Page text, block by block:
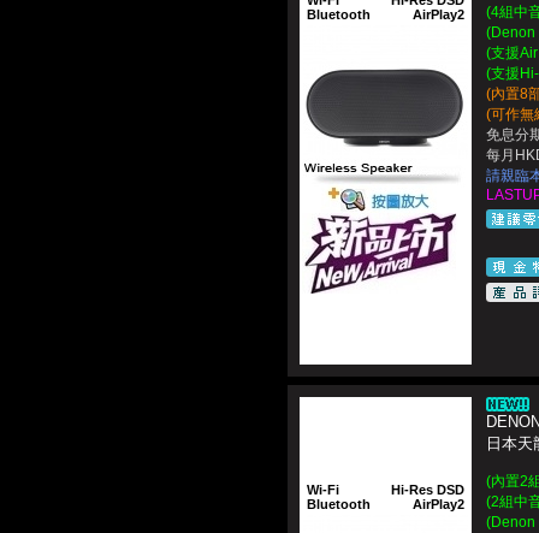
Bluetooth
AirPlay2
(4組中
(Denon
(支援
(支援
(內置8
(可作無
免息分
每月
請親臨
Wi-Fi
Bluetooth
Hi-Res DSD
AirPlay2
日本
(內置2
(2組中
(Denon